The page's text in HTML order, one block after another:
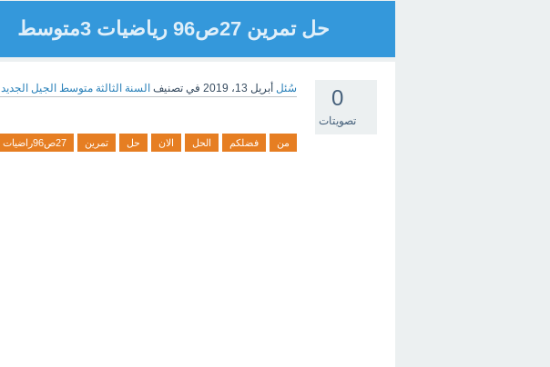
حل تمرين 27ص96 رياضيات 3متوسط
0
تصويتات
سُئل أبريل 13، 2019 في تصنيف السنة الثالثة متوسط الجيل الجديد
من فضلكم الحل الان حل تمرين 27ص96راضيات